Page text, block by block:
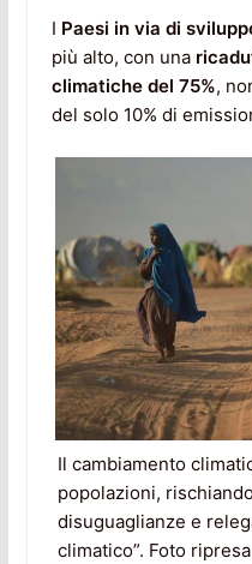
I Paesi in via di
più alto, con una
climatiche del 75%,
del solo 10% di
Il cambiamento
popolazioni,
disuguaglianze e
climatico”. Foto